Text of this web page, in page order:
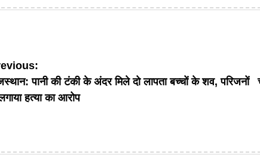
पानी की टंकी के अंदर मिले दो लापता बच्चों के शव, परिजनों
हत्या का आरोप